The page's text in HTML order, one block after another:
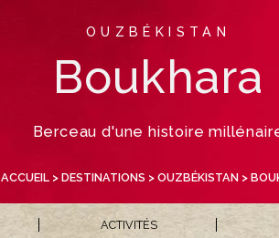
OUZBÉKISTAN
Boukhara
Berceau d'une histoire
ACCUEIL > DESTINATIONS > OUZBÉKISTAN >
ACTIVITÉS